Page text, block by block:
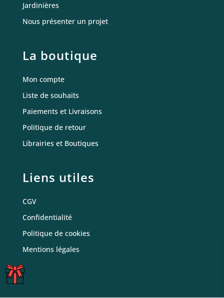
CARTES
CADEAUX
Jardinières
Nous présenter un projet
La boutique
Mon compte
Liste de souhaits
Paiements et Livraisons
Politique de retour
Librairies et Boutiques
Liens utiles
CGV
Confidentialité
Politique de cookies
Mentions légales